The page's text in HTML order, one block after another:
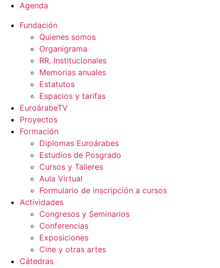
Agenda
Fundación
Quienes somos
Organigrama
RR. Institucionales
Memorias anuales
Estatutos
Espacios y tarifas
EuroárabeTV
Proyectos
Formación
Diplomas Euroárabes
Estudios de Posgrado
Cursos y Talleres
Aula Virtual
Formulario de inscripción a cursos
Actividades
Congresos y Seminarios
Conferencias
Exposiciones
Cine y otras artes
Cátedras